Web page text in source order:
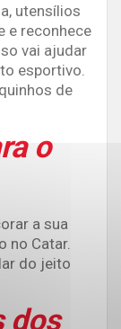
utensílios
e reconhece
vai ajudar
esportivo.
de
o
a sua
no Catar.
do jeito
dos